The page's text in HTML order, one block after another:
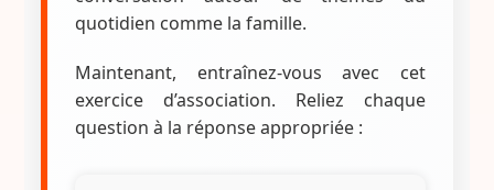
quotidien comme la famille.
Maintenant, entraînez-vous avec cet
exercice d’association. Reliez chaque
question à la réponse appropriée :